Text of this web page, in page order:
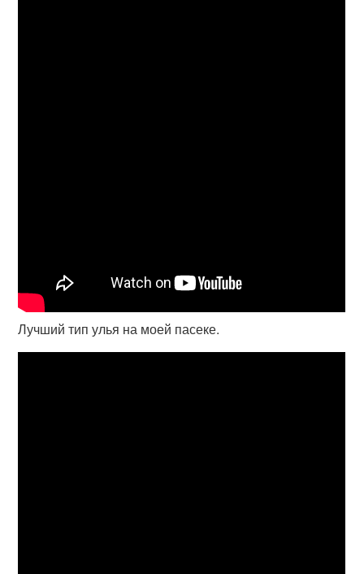
Лучший тип улья на моей пасеке.